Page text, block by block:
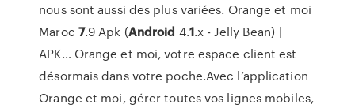
nous sont aussi des plus variées. Orange et moi
Maroc 7.9 Apk (Android 4.1.x - Jelly Bean) |
APK… Orange et moi, votre espace client est
désormais dans votre poche.Avec l’application
Orange et moi, gérer toutes vos lignes mobiles,